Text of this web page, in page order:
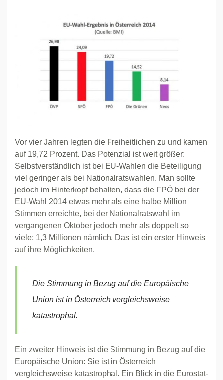
Vor vier Jahren legten die Freiheitlichen zu und kamen
auf 19,72 Prozent. Das Potenzial ist weit größer:
Selbstverständlich ist bei EU-Wahlen die Beteiligung
viel geringer als bei Nationalratswahlen. Man sollte
jedoch im Hinterkopf behalten, dass die FPÖ bei der
EU-Wahl 2014 etwas mehr als eine halbe Million
Stimmen erreichte, bei der Nationalratswahl im
vergangenen Oktober jedoch mehr als doppelt so
viele; 1,3 Millionen nämlich. Das ist ein erster Hinweis
auf ihre Möglichkeiten.
Die Stimmung in Bezug auf die Europäische
Union ist in Österreich vergleichsweise
katastrophal.
Ein zweiter Hinweis ist die Stimmung in Bezug auf die
Europäische Union: Sie ist in Österreich
vergleichsweise katastrophal. Ein Blick in die Eurostat-